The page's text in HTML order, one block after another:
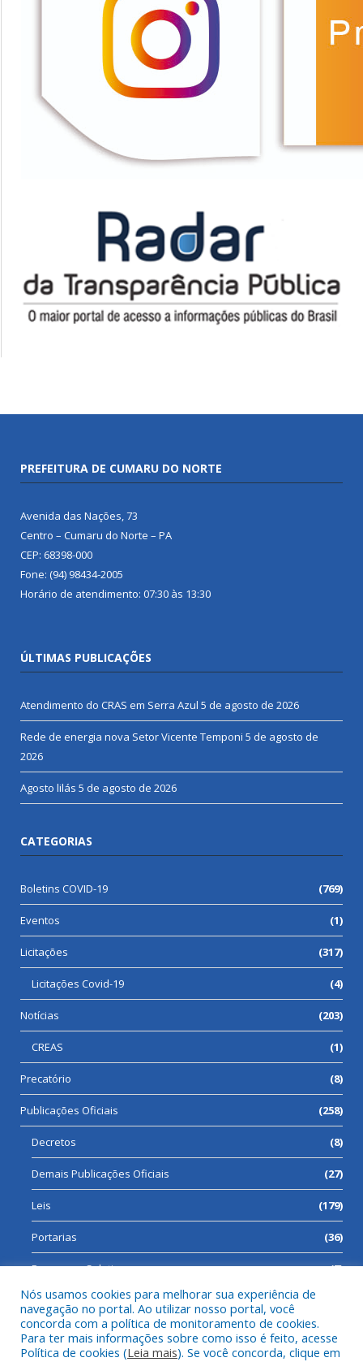
PREFEITURA DE CUMARU DO NORTE
Avenida das Nações, 73
Centro – Cumaru do Norte – PA
CEP: 68398-000
Fone: (94) 98434-2005
Horário de atendimento: 07:30 às 13:30
ÚLTIMAS PUBLICAÇÕES
Atendimento do CRAS em Serra Azul 5 de agosto de 2026
Rede de energia nova Setor Vicente Temponi 5 de agosto de
2026
Agosto lilás 5 de agosto de 2026
CATEGORIAS
Boletins COVID-19 (769)
Eventos (1)
Licitações (317)
Licitações Covid-19 (4)
Notícias (203)
CREAS (1)
Precatório (8)
Publicações Oficiais (258)
Decretos (8)
Demais Publicações Oficiais (27)
Leis (179)
Portarias (36)
Processos Seletivos (7)
Todos os direitos reservados a Prefeitura Municipal de Cumaru
do Norte.
Nós usamos cookies para melhorar sua experiência de
navegação no portal. Ao utilizar nosso portal, você
concorda com a política de monitoramento de cookies.
Para ter mais informações sobre como isso é feito, acesse
Política de cookies (Leia mais). Se você concorda, clique em